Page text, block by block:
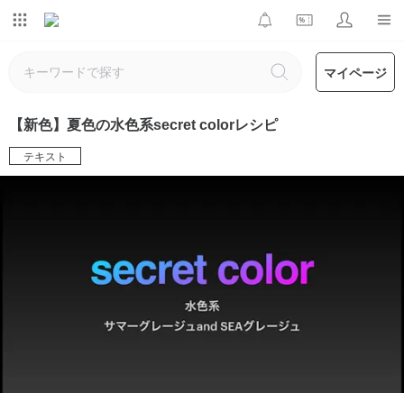
マイページ
【新色】夏色の水色系secret colorレシピ
テキスト